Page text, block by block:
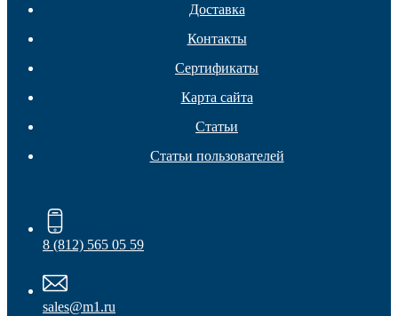
Доставка
Контакты
Сертификаты
Карта сайта
Статьи
Статьи пользователей
8 (812) 565 05 59
sales@m1.ru